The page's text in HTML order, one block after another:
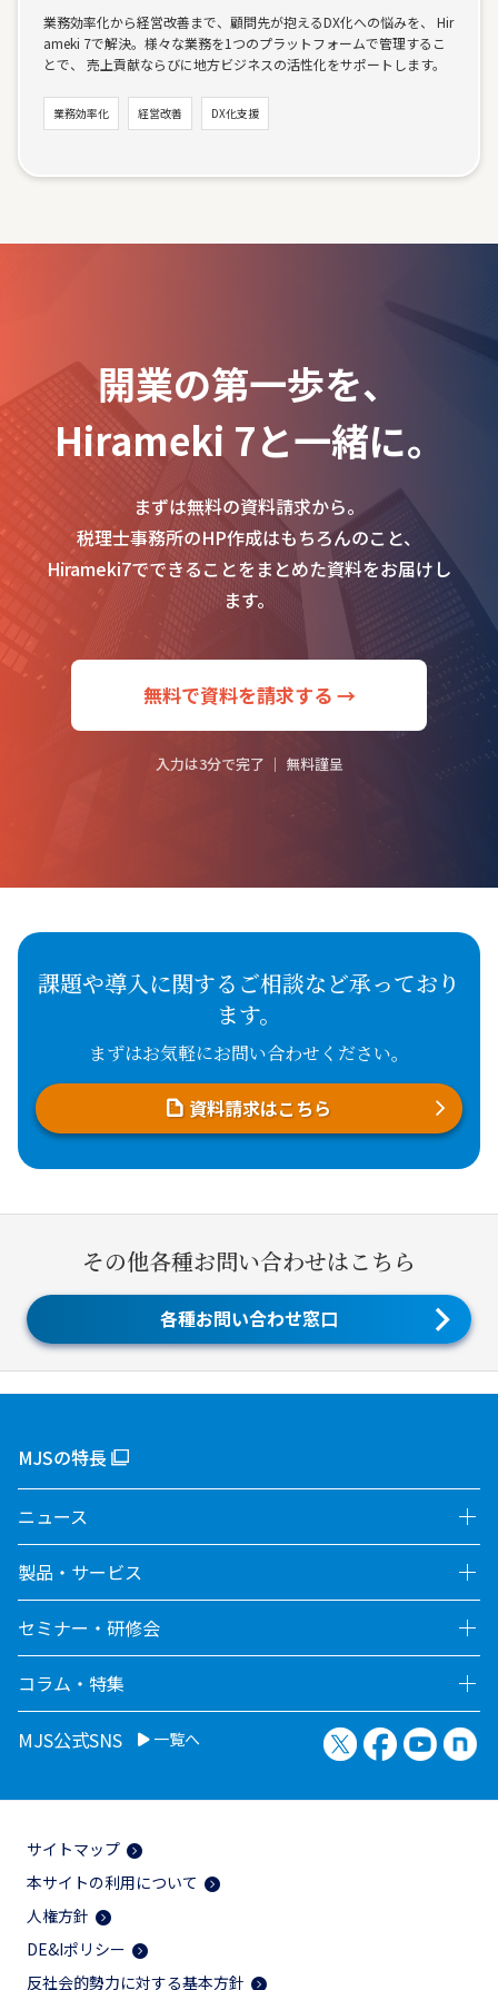
業務効率化から経営改善まで、顧問先が抱えるDX化への悩みを、 Hir
ameki 7で解決。様々な業務を1つのプラットフォームで管理するこ
とで、 売上貢献ならびに地⽅ビジネスの活性化をサポートします。
業務効率化 経営改善 DX化支援
開業の第一歩を、
Hirameki 7と一緒に。
まずは無料の資料請求から。
税理士事務所のHP作成はもちろんのこと、
Hirameki7でできることをまとめた資料をお届けし
ます。
無料で資料を請求する →
入力は3分で完了 ｜ 無料謹呈
課題や導入に関するご相談など承っており
ます。
まずはお気軽にお問い合わせください。
資料請求はこちら
その他各種お問い合わせはこちら
各種お問い合わせ窓口
MJSの特長
ニュース
製品・サービス
セミナー・研修会
コラム・特集
MJS公式SNS 一覧へ X（旧Twitter）
Facebook
サイトマップ
本サイトの利用について
人権方針
DE&Iポリシー
反社会的勢力に対する基本方針